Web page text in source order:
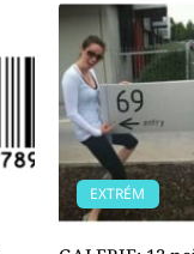
EXTRÉM